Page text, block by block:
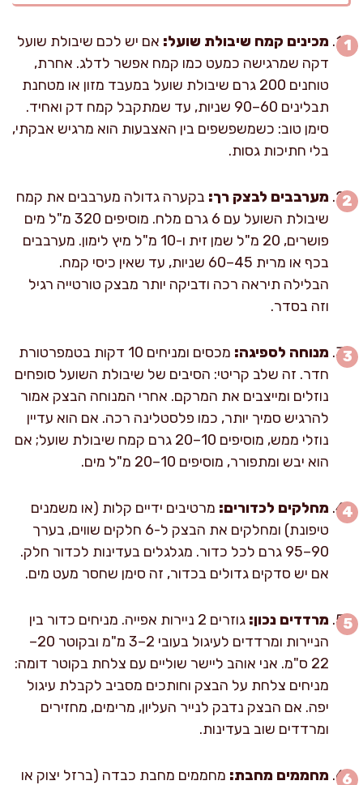
מכינים קמח שיבולת שועל: אם יש לכם שיבולת שועל
דקה שמרגישה כמעט כמו קמח אפשר לדלג. אחרת,
טוחנים 200 גרם שיבולת שועל במעבד מזון או מטחנת
תבלינים 60–90 שניות, עד שמתקבל קמח דק ואחיד.
סימן טוב: כשמשפשפים בין האצבעות הוא מרגיש אבקתי,
בלי חתיכות גסות.
מערבבים לבצק רך: בקערה גדולה מערבבים את קמח
שיבולת השועל עם 6 גרם מלח. מוסיפים 320 מ"ל מים
פושרים, 20 מ"ל שמן זית ו-10 מ"ל מיץ לימון. מערבבים
בכף או מרית 45–60 שניות, עד שאין כיסי קמח.
הבלילה תיראה רכה ודביקה יותר מבצק טורטייה רגיל
וזה בסדר.
מנוחה לספיגה:
מכסים ומניחים 10 דקות בטמפרטורת
חדר. זה שלב קריטי: הסיבים של שיבולת השועל סופחים
נוזלים ומייצבים את המרקם. אחרי המנוחה הבצק אמור
להרגיש סמיך יותר, כמו פלסטלינה רכה. אם הוא עדיין
נוזלי ממש, מוסיפים 10–20 גרם קמח שיבולת שועל; אם
הוא יבש ומתפורר, מוסיפים 10–20 מ"ל מים.
מחלקים לכדורים: מרטיבים ידיים קלות (או משמנים
טיפונת) ומחלקים את הבצק ל-6 חלקים שווים, בערך
90–95 גרם לכל כדור. מגלגלים בעדינות לכדור חלק.
אם יש סדקים גדולים בכדור, זה סימן שחסר מעט מים.
מרדדים נכון:
גוזרים 2 ניירות אפייה. מניחים כדור בין
הניירות ומרדדים לעיגול בעובי 2–3 מ"מ ובקוטר 20–
22 ס"מ. אני אוהב ליישר שוליים עם צלחת בקוטר דומה:
מניחים צלחת על הבצק וחותכים מסביב לקבלת עיגול
יפה. אם הבצק נדבק לנייר העליון, מרימים, מחזירים
ומרדדים שוב בעדינות.
מחממים מחבת: מחממים מחבת כבדה (ברזל יצוק או